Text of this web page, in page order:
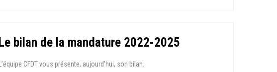
Le bilan de la mandature 2022-2025
L’équipe CFDT vous présente, aujourd’hui, son bilan.